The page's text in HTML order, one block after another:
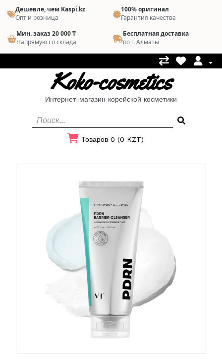
Дешевле, чем Kaspi.kz
Опт и розница
100% оригинал
Гарантия качества
Мин. заказ 20 000 ₸
Напрямую со склада
Бесплатная доставка
по г. Алматы
Koko-cosmetics
Интернет-магазин корейской косметики
Товаров 0 (0 KZT)